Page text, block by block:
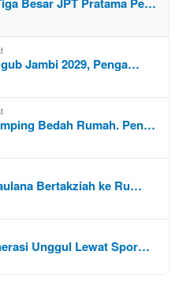
Jambi 2029, Penga…
Bedah Rumah. Pen…
Bertakziah ke Ru…
Unggul Lewat Spor…